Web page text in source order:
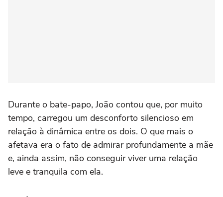
Durante o bate-papo, João contou que, por muito
tempo, carregou um desconforto silencioso em
relação à dinâmica entre os dois. O que mais o
afetava era o fato de admirar profundamente a mãe
e, ainda assim, não conseguir viver uma relação
leve e tranquila com ela.